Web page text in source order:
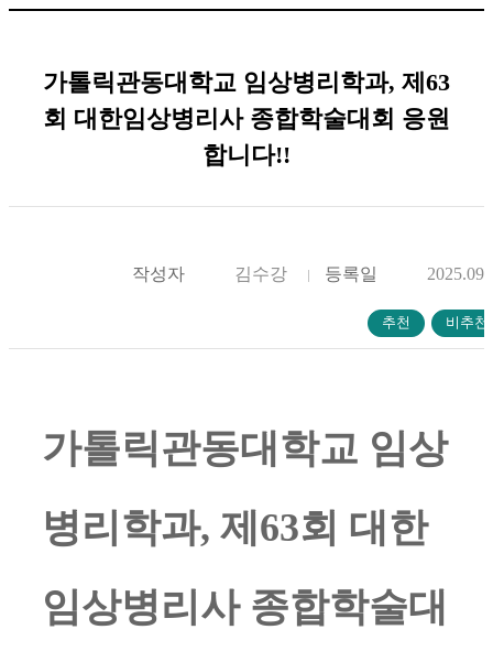
가톨릭관동대학교 임상병리학과, 제63
회 대한임상병리사 종합학술대회 응원
합니다!!
작성자 김수강 등록일
가톨릭관동대학교 임상
병리학과, 제63회 대한
임상병리사 종합학술대